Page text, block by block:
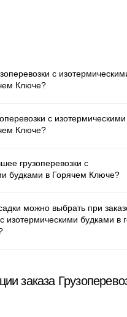
с
Ключе?
с изотермическими
Ключе?
грузоперевозки с
будками в Горячем Ключе?
можно выбрать при
с изотермическими будками в
заказа